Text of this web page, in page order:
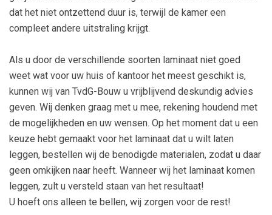
dat het niet ontzettend duur is, terwijl de kamer een
compleet andere uitstraling krijgt.
Als u door de verschillende soorten laminaat niet goed
weet wat voor uw huis of kantoor het meest geschikt is,
kunnen wij van TvdG-Bouw u vrijblijvend deskundig advies
geven. Wij denken graag met u mee, rekening houdend met
de mogelijkheden en uw wensen. Op het moment dat u een
keuze hebt gemaakt voor het laminaat dat u wilt laten
leggen, bestellen wij de benodigde materialen, zodat u daar
geen omkijken naar heeft. Wanneer wij het laminaat komen
leggen, zult u versteld staan van het resultaat!
U hoeft ons alleen te bellen, wij zorgen voor de rest!